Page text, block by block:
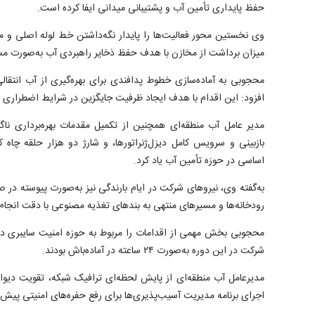
حفظ پایداری تأمین آب و پشتیبانی میدانی ایفا کرده است.
وی نخستین محور فعالیت‌ها را پایدار نگه‌داشتن خط لوله اصلی و
میزان برداشت از مخازن با هدف حفظ ذخایر راهبردی آب به‌صورت
محجوبی به آماده‌سازی خطوط پدافندی برای بهره‌گیری از آب
افزود: این اقدام با هدف ایجاد ظرفیت جایگزین در شرایط
مدیر عامل آب منطقه‌ای همچنین از تکمیل مقدمات بهره‌برداری
بازبینی و سرویس کامل دیزل‌ژنراتورها، و شارژ دو هزار حلقه
اساسی در حوزه تأمین آب یاد کرد.
به‌گفته وی، نیرو‌های شرکت در ایام بارندگی نیز به‌صورت پیوسته
رودخانه‌ها و مسیر‌های منتهی به بند‌های تغذیه مصنوعی با دقت
محجوبی بخش مهمی از اقدامات را مربوط به حوزه امنیت
شرکت در این دوره به‌صورت ۲۴ ساعته در آماده‌باش بودند.
اجرای برنامه مدیریت آسیب‌پذیری‌ها برای رفع حفره‌های امنیتی پیش